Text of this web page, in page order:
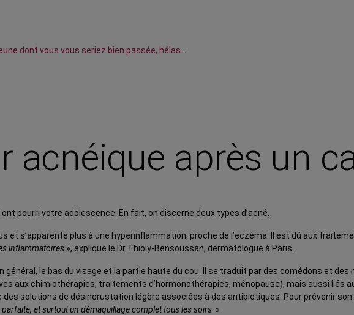
dont vous vous seriez bien passée, hélas...
acnéique après un
pourri votre adolescence. En fait, on discerne deux types d’acné.
s’apparente plus à une hyperinflammation, proche de l’eczéma. Il est dû aux
inflammatoires », explique le Dr Thioly-Bensoussan, dermatologue à Paris.
général, le bas du visage et la partie haute du cou. Il se traduit par des comédons et
aux chimiothérapies, traitements d’hormonothérapies, ménopause), mais aussi liés
solutions de désincrustation légère associées à des antibiotiques. Pour prévenir
parfaite, et surtout un démaquillage complet tous les soirs . »